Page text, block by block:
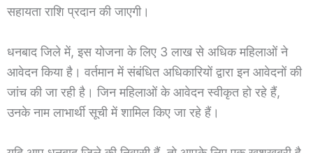
सहायता राशि प्रदान की जाएगी।
धनबाद जिले में, इस योजना के लिए 3 लाख से अधिक महिलाओं ने
आवेदन किया है। वर्तमान में संबंधित अधिकारियों द्वारा इन आवेदनों की
जांच की जा रही है। जिन महिलाओं के आवेदन स्वीकृत हो रहे हैं,
उनके नाम लाभार्थी सूची में शामिल किए जा रहे हैं।